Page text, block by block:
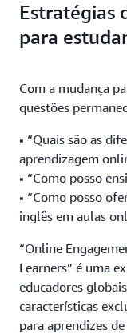
Estratégias
para
Com a mudança
questões
• “Quais são as
aprendizagem
• “Como posso
• “Como posso
inglês em aulas
“Online
Learners” é uma
educadores
características
para aprendizes